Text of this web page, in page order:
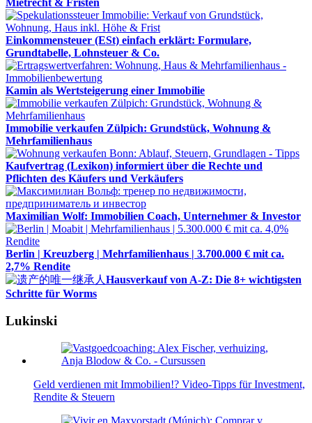
Mietrecht & Fristen
Einkommensteuer (ESt) einfach erklärt: Formulare,
Grundtabelle, Lohnsteuer & Co.
Kamin als Wertsteigerung einer Immobilie
Immobilie verkaufen Zülpich: Grundstück, Wohnung &
Mehrfamilienhaus
Kaufvertrag (Lexikon) informiert über die Rechte und
Pflichten des Käufers und Verkäufers
Maximilian Wolf: Immobilien Coach, Unternehmer & Investor
Berlin | Kreuzberg | Mehrfamilienhaus | 3.700.000 € mit ca.
2,7% Rendite
Hausverkauf von A-Z: Die 8+ wichtigsten
Schritte für Worms
Lukinski
Geld verdienen mit Immobilien!? Video-Tipps für Investment,
Rendite & Steuern